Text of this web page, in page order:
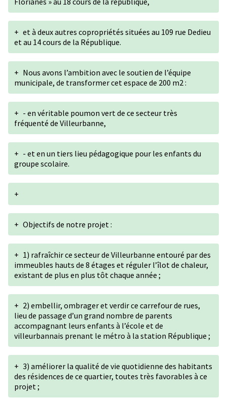
+ et à deux autres copropriétés situées au 109 rue Dedieu
et au 14 cours de la République.
+ Nous avons l’ambition avec le soutien de l’équipe
municipale, de transformer cet espace de 200 m2 :
+ - en véritable poumon vert de ce secteur très
fréquenté de Villeurbanne,
+ - et en un tiers lieu pédagogique pour les enfants du
groupe scolaire.
+
+ Objectifs de notre projet :
+ 1) rafraîchir ce secteur de Villeurbanne entouré par des
immeubles hauts de 8 étages et réguler l’îlot de chaleur,
existant de plus en plus tôt chaque année ;
+ 2) embellir, ombrager et verdir ce carrefour de rues,
lieu de passage d’un grand nombre de parents
accompagnant leurs enfants à l’école et de
villeurbannais prenant le métro à la station République ;
+ 3) améliorer la qualité de vie quotidienne des habitants
des résidences de ce quartier, toutes très favorables à ce
projet ;